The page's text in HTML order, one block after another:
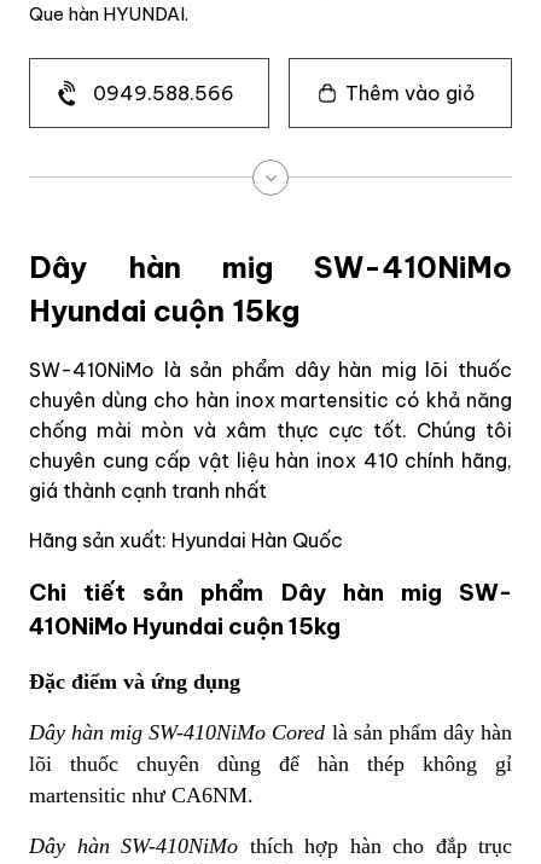
Que hàn HYUNDAI.
0949.588.566 Thêm vào giỏ
Dây hàn mig SW-410NiMo
Hyundai cuộn 15kg
SW-410NiMo là sản phẩm dây hàn mig lõi thuốc
chuyên dùng cho hàn inox martensitic có khả năng
chống mài mòn và xâm thực cực tốt. Chúng tôi
chuyên cung cấp vật liệu hàn inox 410 chính hãng,
giá thành cạnh tranh nhất
Hãng sản xuất: Hyundai Hàn Quốc
Chi tiết sản phẩm Dây hàn mig SW-
410NiMo Hyundai cuộn 15kg
Đặc điểm và ứng dụng
Dây hàn mig SW-410NiMo Cored là sản phẩm dây hàn
lõi thuốc chuyên dùng để hàn thép không gỉ
martensitic như CA6NM.
Dây hàn SW-410NiMo thích hợp hàn cho đắp trục